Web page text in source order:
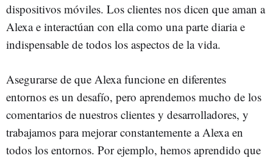
dispositivos móviles. Los clientes nos dicen que aman a
Alexa e interactúan con ella como una parte diaria e
indispensable de todos los aspectos de la vida.
Asegurarse de que Alexa funcione en diferentes
entornos es un desafío, pero aprendemos mucho de los
comentarios de nuestros clientes y desarrolladores, y
trabajamos para mejorar constantemente a Alexa en
todos los entornos. Por ejemplo, hemos aprendido que